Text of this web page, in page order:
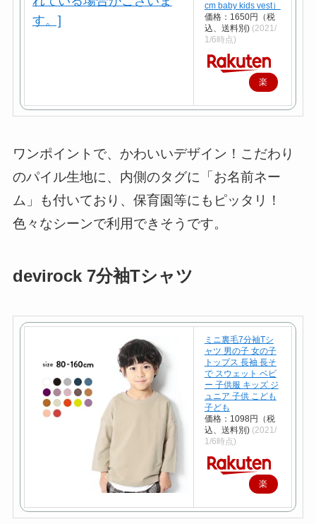
cm baby kids vest）
価格：1650円（税
込、送料別) (2021/
1/6時点)
楽
入
ワンポイントで、かわいいデザイン！こだわり
のパイル生地に、内側のタグに「お名前ネー
ム」も付いており、保育園等にもピッタリ！
色々なシーンで利用できそうです。
devirock 7分袖Tシャツ
ミニ裏毛7分袖Tシ
ャツ 男の子 女の子
トップス 長袖 長そ
で スウェット ベビ
ー 子供服 キッズ ジ
ュニア 子供 こども
子ども
価格：1098円（税
込、送料別) (2021/
1/6時点)
楽